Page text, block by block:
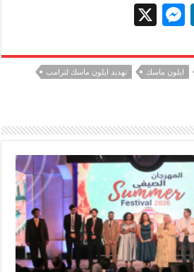
Li
k
e
n
M
se
n
er
ايلون ماسك
تهديد ايلون ماسك لترامب